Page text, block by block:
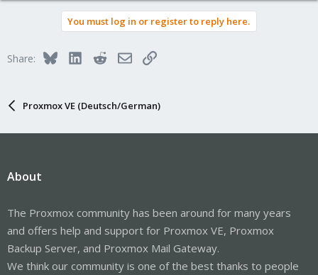
You must log in or register to reply here.
Share: BlueskyLinkedInRedditEmailLink
Proxmox VE (Deutsch/German)
About
The Proxmox community has been around for many years
and offers help and support for Proxmox VE, Proxmox
Backup Server, and Proxmox Mail Gateway.
We think our community is one of the best thanks to people